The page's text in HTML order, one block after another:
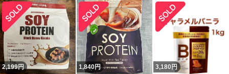
2,199円 1,840円 3,180 円